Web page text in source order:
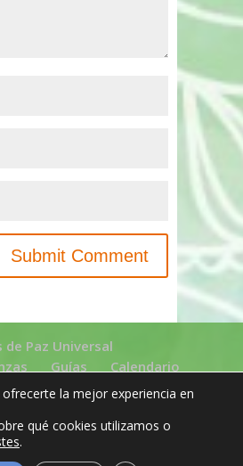
de Paz Universal
Guías
Calendario
Aviso Legal
Política de Privacidad
la mejor experiencia en
qué cookies utilizamos o
.